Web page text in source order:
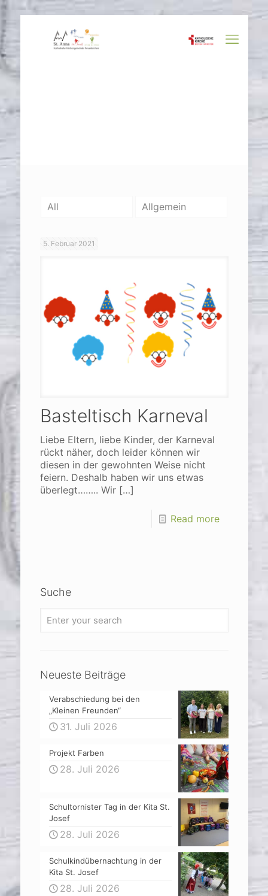
All Allgemein
5. Februar 2021
Basteltisch Karneval
Liebe Eltern, liebe Kinder, der Karneval
rückt näher, doch leider können wir
diesen in der gewohnten Weise nicht
feiern. Deshalb haben wir uns etwas
überlegt…….. Wir[…]
Read more
Suche
Neueste Beiträge
Verabschiedung bei den
„Kleinen Freunden“
31. Juli 2026
Projekt Farben
28. Juli 2026
Schultornister Tag in der Kita St.
Josef
28. Juli 2026
Schulkindübernachtung in der
Kita St. Josef
28. Juli 2026